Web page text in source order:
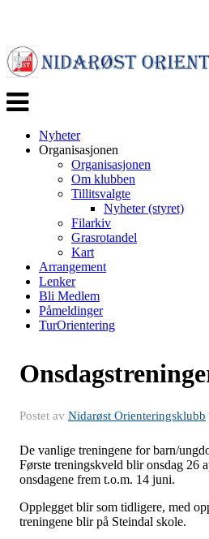
Veksle
navigasjon
Nyheter
Organisasjonen
Organisasjonen
Om klubben
Tillitsvalgte
Nyheter (styret)
Filarkiv
Grasrotandel
Kart
Arrangement
Lenker
Bli Medlem
Påmeldinger
TurOrientering
Postet av Nidarøst Orienteringsklubb
De vanlige treningene for barn/
Første treningskveld blir onsdag 26
onsdagene frem t.o.m. 14 juni.
Opplegget blir som tidligere, med
treningene blir på Steindal skole.